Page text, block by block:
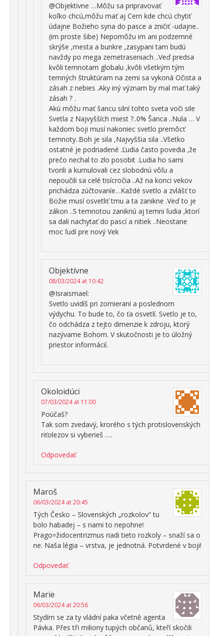
@Objektivne …Môžu sa pripravovať
koľko chcú,môžu mať aj Cern kde chcú chytiť
údajne Božieho syna do pasce a zničiť -udajne..
(im proste šibe) Nepomôžu im ani podzemné
skrýše ,mesta a bunkre ,zasypani tam budú
navždy po mega zemetraseniach ..Veď predsa
kvôli temnotam globalu ,kvôli všetkým tým
temných štruktúram na zemi sa vykoná Očista a
zásah z nebies .Aky iný význam by mal mať taký
zásah ? .
Akú môžu mať šancu silní tohto sveta voči sile
Svetla z Najvyšších miest ?..0% Šanca ..Nula … V
každom boji musí nakoniec svetlo premôcť
temnoty..Boh je sila ,Najvyššia sila ..Všetko
ostatné je podriadené .Ľudia často povedia ,že
prečo nechal to zlo posobit .Ludia ho sami
tvorili a kumulovali cez slobodnú vôľu a
nepoučili sa celé tisícročia ..Až na konci vekov
prichádza zúčtovaníe…Každé svetlo a zvlášť to
Božie musí osvetliť tmu a ta zanikne .Veď to je
zákon ..S temnotou zaniknú aj temni ľudia ,ktorí
sa dali nachytať do pascí a nitiek ..Neostane
moc ľudí pre nový Vek
Objektívne
08/03/2024 at 10:42
@Israismael:
Svetlo uvidíš pri zomieraní a poslednom
výdychu. To bude to, čo ťa osvetlí. Svetlo je to,
čo odchádza z tejto dimenzie k zdroju, ktorý
nazývame Bohom. V skutočnosti je to úložný
priestor informácií.
Okoloidúci
07/03/2024 at 11:00
Poúčaš?
Tak som zvedavý, krorého s tých protislovenských
riťolezov si vyberieš ….
Odpovedať
Maroš
06/03/2024 at 20:45
Tých Česko – Slovenských „rozkolov“ tu
bolo habadej – s nami to nepohne!
Prago=židocentrizmus riadi tieto rozkoly – snaží sa o
ne. Naša légia – vrstva, je jednotná. Potvrdené v boji!
Odpovedať
Marie
06/03/2024 at 20:56
Stydím se za ty vládní paka včetně agenta
Pávka. Přes tři miliony tupých občanů, kteří skočili